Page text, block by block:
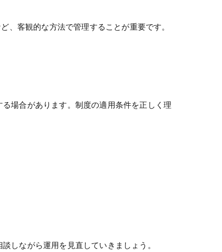
、客観的な方法で管理することが重要です。
場合があります。制度の適用条件を正しく理
しながら運用を見直していきましょう。